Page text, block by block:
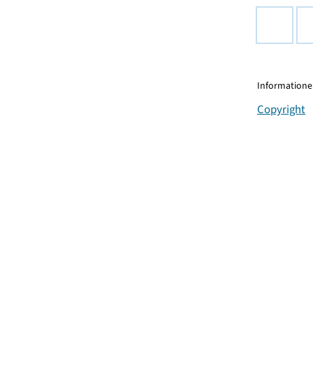
Copyright